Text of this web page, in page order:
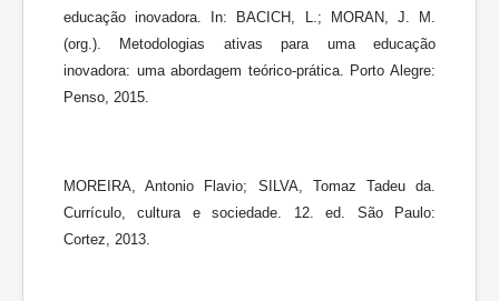
educação inovadora. In: BACICH, L.; MORAN, J. M.
(org.). Metodologias ativas para uma educação
inovadora: uma abordagem teórico-prática. Porto Alegre:
Penso, 2015.
MOREIRA, Antonio Flavio; SILVA, Tomaz Tadeu da.
Currículo, cultura e sociedade. 12. ed. São Paulo:
Cortez, 2013.